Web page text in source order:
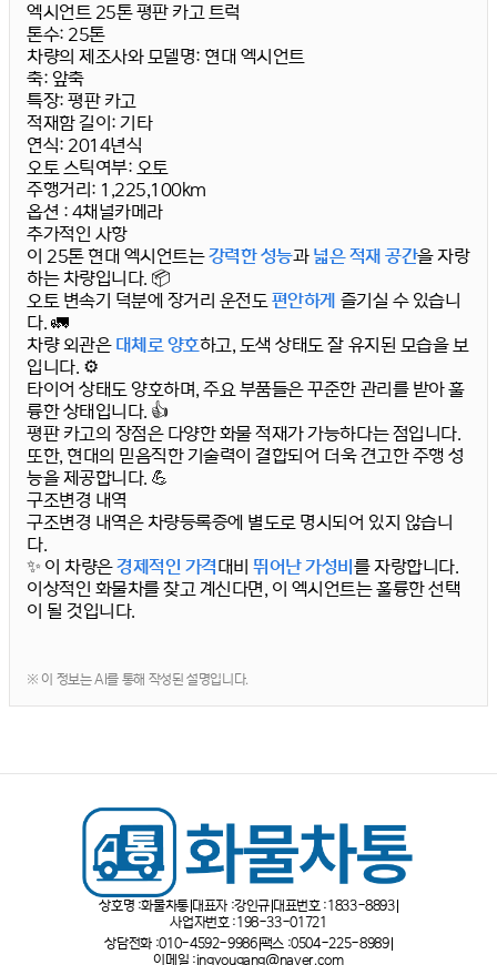
엑시언트 25톤 평판 카고 트럭
톤수: 25톤
차량의 제조사와 모델명: 현대 엑시언트
축: 앞축
특장: 평판 카고
적재함 길이: 기타
연식: 2014년식
오토 스틱여부: 오토
주행거리: 1,225,100km
옵션 : 4채널카메라
추가적인 사항
이 25톤 현대 엑시언트는강력한 성능과 넓은 적재 공간을 자랑
하는 차량입니다. 📦
오토 변속기 덕분에 장거리 운전도 편안하게 즐기실 수 있습니
다. 🚛
차량 외관은 대체로 양호하고, 도색 상태도 잘 유지된 모습을 보
입니다. ⚙️
타이어 상태도 양호하며, 주요 부품들은 꾸준한 관리를 받아 훌
륭한 상태입니다. 👍
평판 카고의 장점은 다양한 화물 적재가 가능하다는 점입니다.
또한,현대의 믿음직한 기술력이 결합되어 더욱 견고한 주행 성
능을 제공합니다. 💪
구조변경 내역
구조변경 내역은 차량등록증에 별도로 명시되어 있지 않습니
다.
✨ 이 차량은경제적인 가격대비뛰어난 가성비를 자랑합니다.
이상적인 화물차를 찾고 계신다면, 이 엑시언트는 훌륭한 선택
이 될 것입니다.
※ 이 정보는 AI를 통해 작성된 설명입니다.
상호명 :화물차통 대표자 :강인규 대표번호 :1833-8893
사업자번호 :198-33-01721
상담전화 :010-4592-9986 팩스 :0504-225-8989
이메일 :ingyougang@naver.com